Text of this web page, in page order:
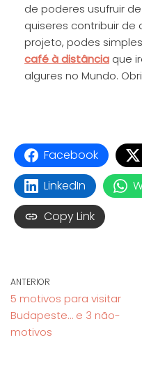
de poderes usufruir
quiseres contribuir
projeto, podes
café à distância que
algures no Mundo.
Facebook
LinkedIn
Copy Link
ANTERIOR
5 motivos para visitar
Budapeste… e 3 não-
motivos